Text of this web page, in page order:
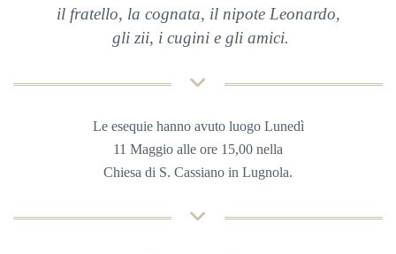
il fratello, la cognata, il nipote Leonardo,
gli zii, i cugini e gli amici.
Le esequie hanno avuto luogo Lunedì
11 Maggio alle ore 15,00 nella
Chiesa di S. Cassiano in Lugnola.